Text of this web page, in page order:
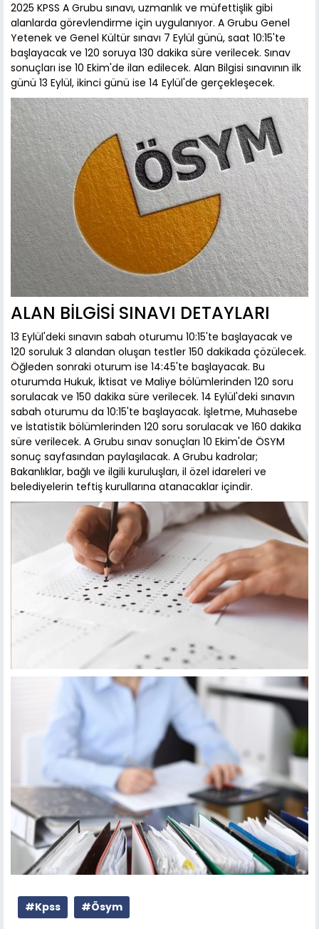
2025 KPSS A Grubu sınavı, uzmanlık ve müfettişlik gibi
alanlarda görevlendirme için uygulanıyor. A Grubu Genel
Yetenek ve Genel Kültür sınavı 7 Eylül günü, saat 10:15'te
başlayacak ve 120 soruya 130 dakika süre verilecek. Sınav
sonuçları ise 10 Ekim'de ilan edilecek. Alan Bilgisi sınavının ilk
günü 13 Eylül, ikinci günü ise 14 Eylül'de gerçekleşecek.
ALAN BİLGİSİ SINAVI DETAYLARI
13 Eylül'deki sınavın sabah oturumu 10:15'te başlayacak ve
120 soruluk 3 alandan oluşan testler 150 dakikada çözülecek.
Öğleden sonraki oturum ise 14:45'te başlayacak. Bu
oturumda Hukuk, İktisat ve Maliye bölümlerinden 120 soru
sorulacak ve 150 dakika süre verilecek. 14 Eylül'deki sınavın
sabah oturumu da 10:15'te başlayacak. İşletme, Muhasebe
ve İstatistik bölümlerinden 120 soru sorulacak ve 160 dakika
süre verilecek. A Grubu sınav sonuçları 10 Ekim'de ÖSYM
sonuç sayfasından paylaşılacak. A Grubu kadrolar;
Bakanlıklar, bağlı ve ilgili kuruluşları, il özel idareleri ve
belediyelerin teftiş kurullarına atanacaklar içindir.
#Kpss #Ösym